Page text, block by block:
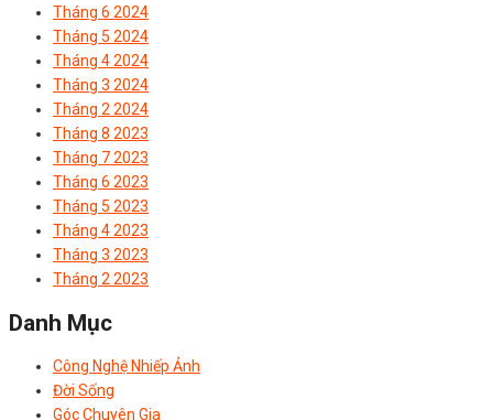
Tháng 6 2024
Tháng 5 2024
Tháng 4 2024
Tháng 3 2024
Tháng 2 2024
Tháng 8 2023
Tháng 7 2023
Tháng 6 2023
Tháng 5 2023
Tháng 4 2023
Tháng 3 2023
Tháng 2 2023
Danh Mục
Công Nghệ Nhiếp Ảnh
Đời Sống
Góc Chuyên Gia